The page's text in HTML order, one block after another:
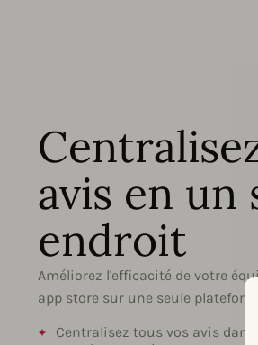
avis en un
endroit
Améliorez l'efficacité de votre
app store sur une seule
Centralisez tous vos avis